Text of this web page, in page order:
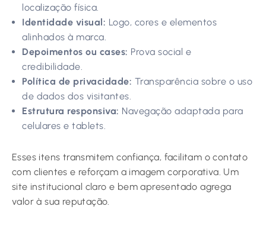
localização física.
Identidade visual: Logo, cores e elementos
alinhados à marca.
Depoimentos ou cases: Prova social e
credibilidade.
Política de privacidade: Transparência sobre o uso
de dados dos visitantes.
Estrutura responsiva: Navegação adaptada para
celulares e tablets.
Esses itens transmitem confiança, facilitam o contato
com clientes e reforçam a imagem corporativa. Um
site institucional claro e bem apresentado agrega
valor à sua reputação.